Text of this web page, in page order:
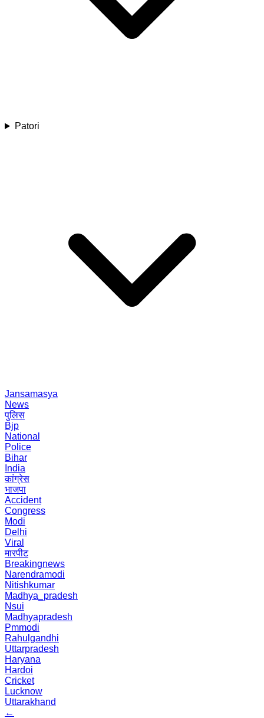
Patori
Jansamasya
News
पुलिस
Bjp
National
Police
Bihar
India
कांग्रेस
भाजपा
Accident
Congress
Modi
Delhi
Viral
मारपीट
Breakingnews
Narendramodi
Nitishkumar
Madhya_pradesh
Nsui
Madhyapradesh
Pmmodi
Rahulgandhi
Uttarpradesh
Haryana
Hardoi
Cricket
Lucknow
Uttarakhand
←